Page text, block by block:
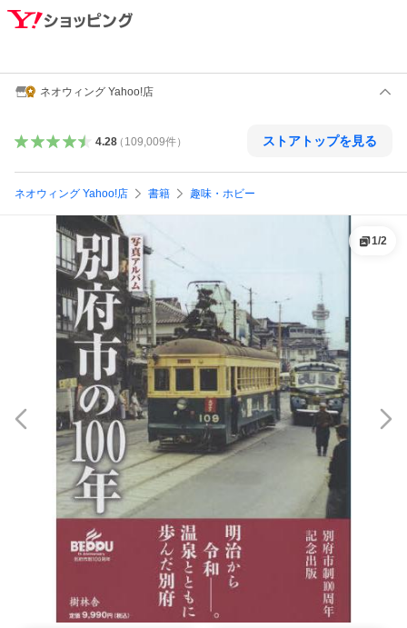
ネオウィング Yahoo!店
4.28（ 109,009件） ストアトップを見る
ネオウィング Yahoo!店 書籍 趣味・ホビー
1/2